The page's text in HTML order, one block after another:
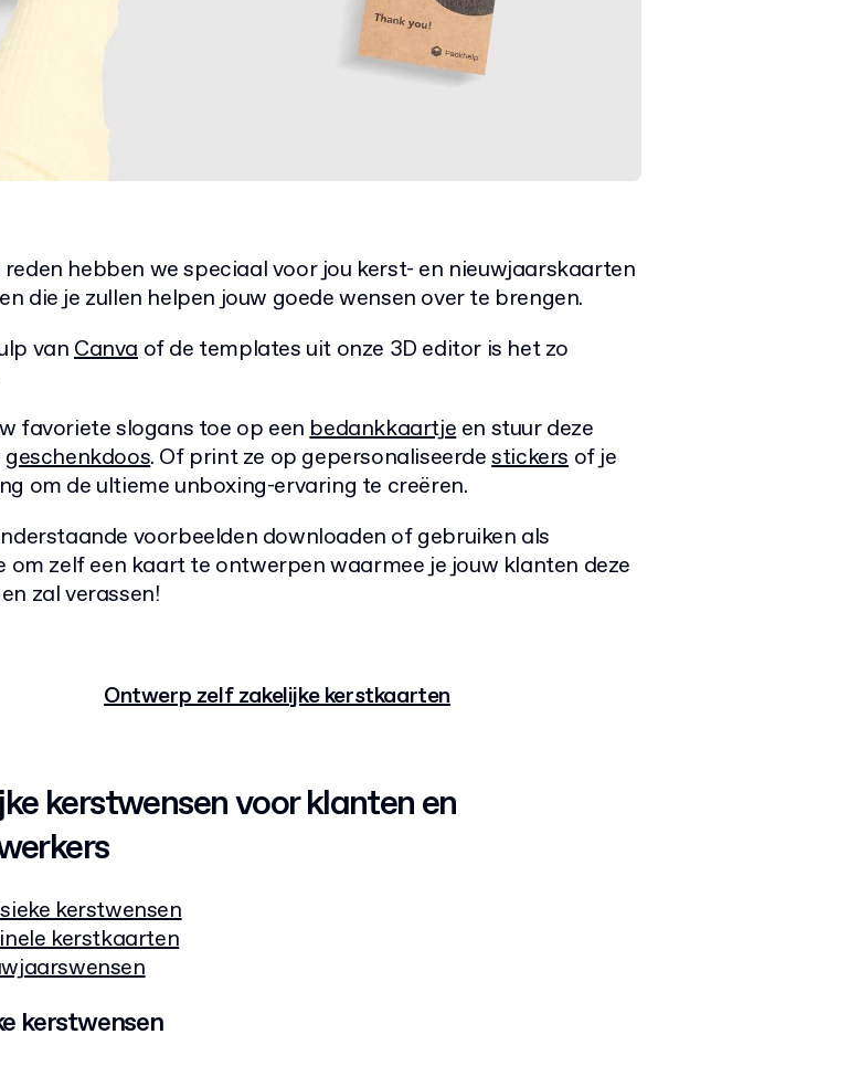
reden hebben we speciaal voor jou kerst- en nieuwjaarskaarten
die je zullen helpen jouw goede wensen over te brengen.
vanCanva of de templates uit onze 3D editor is het zo
favoriete slogans toe op eenbedankkaartjeen stuur deze
geschenkdoos. Of print ze op gepersonaliseerdestickers of je
om de ultieme unboxing-ervaring te creëren.
voorbeelden downloaden of gebruiken als
om zelf een kaart te ontwerpen waarmee je jouw klanten deze
zal verassen!
Ontwerp zelf zakelijke kerstkaarten
kerstwensen voor klanten en
kerstwensen
kerstkaarten
kerstwensen